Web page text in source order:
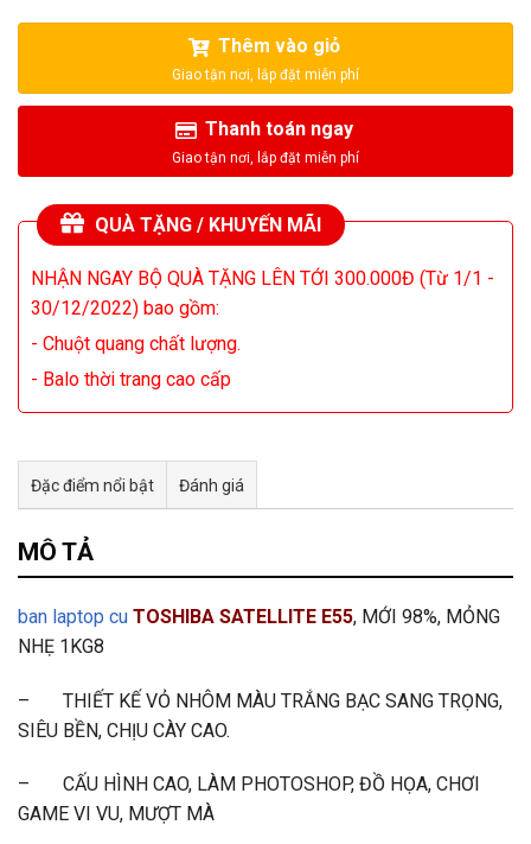
Thêm vào giỏ
Thanh toán ngay
QUÀ TẶNG / KHUYẾN MÃI
NHẬN NGAY BỘ QUÀ TẶNG LÊN TỚI 300.000Đ (Từ 1/1 -
30/12/2022) bao gồm:
- Chuột quang chất lượng.
- Balo thời trang cao cấp
Đặc điểm nổi bật Đánh giá
Tư vấn & bán hàng qua Facebook
MÔ TẢ
ban laptop cu TOSHIBA SATELLITE E55, MỚI 98%, MỎNG
NHẸ 1KG8
– THIẾT KẾ VỎ NHÔM MÀU TRẮNG BẠC SANG TRỌNG,
SIÊU BỀN, CHỊU CÀY CAO.
– CẤU HÌNH CAO, LÀM PHOTOSHOP, ĐỒ HỌA, CHƠI
GAME VI VU, MƯỢT MÀ